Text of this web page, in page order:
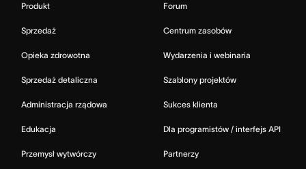
Produkt
Sprzedaż
Opieka zdrowotna
Sprzedaż detaliczna
Administracja rządowa
Edukacja
Przemysł wytwórczy
Forum
Centrum zasobów
Wydarzenia i webinaria
Szablony projektów
Sukces klienta
Dla programistów / interfejs API
Partnerzy